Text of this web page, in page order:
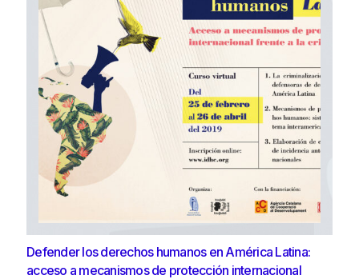
Defender los derechos humanos en América Latina:
acceso a mecanismos de protección internacional